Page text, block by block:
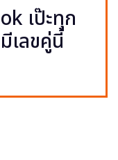
เป๊ะทุก
เลขคู่นี้